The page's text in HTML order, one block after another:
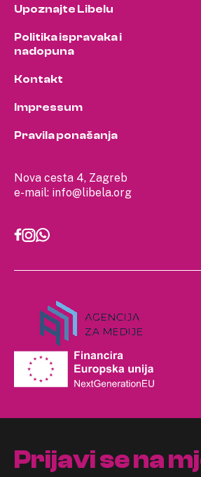
Nova cesta 4, Zagreb
e-mail: info@libela.org
Upoznajte Libelu
Politika ispravaka i
nadopuna
Kontakt
Impressum
Pravila ponašanja
Prijavi se na